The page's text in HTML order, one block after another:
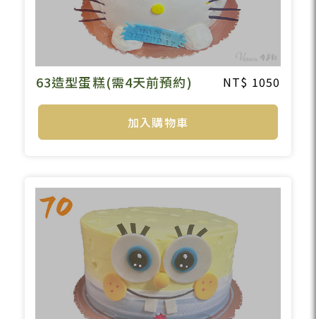
63造型蛋糕(需4天前預約) 1050
加入購物車